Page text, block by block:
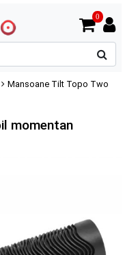
0
Mansoane Tilt Topo Two
momentan